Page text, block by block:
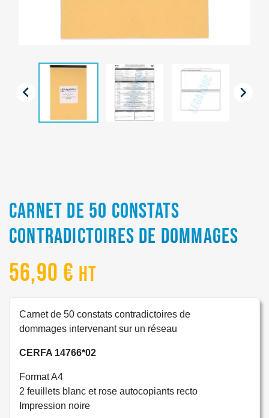
 
CARNET DE 50 CONSTATS
CONTRADICTOIRES DE DOMMAGES
56,90 € HT
Carnet de 50 constats contradictoires de
dommages intervenant sur un réseau
CERFA 14766*02
Format A4
2 feuillets blanc et rose autocopiants recto
Impression noire